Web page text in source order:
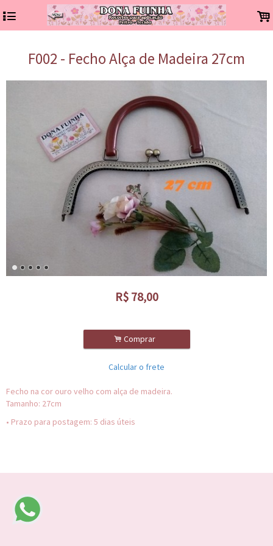
4 .
F002 - Fecho Alça de Madeira 27cm
R$ 78,00
. Comprar
Calcular o frete
Fecho na cor ouro velho com alça de madeira.
Tamanho: 27cm
• Prazo para postagem: 5 dias úteis